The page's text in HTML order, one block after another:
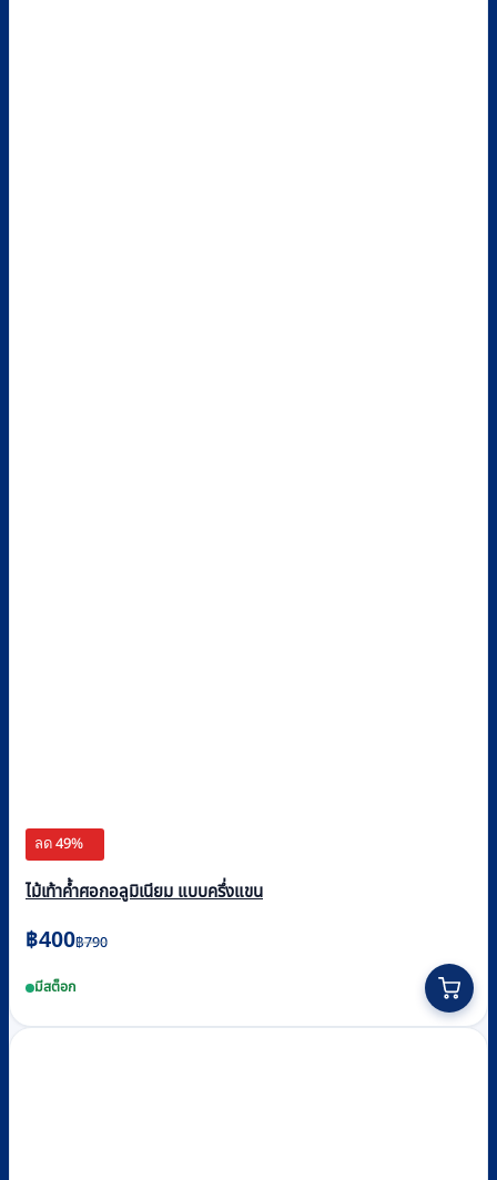
ลด 49%
ไม้เท้าค้ำศอกอลูมิเนียม แบบครึ่งแขน
฿790
Original
was:
฿790.
฿400
Current
is:
฿400.
มีสต็อก